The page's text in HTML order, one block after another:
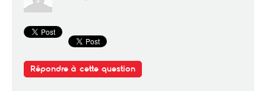
Répondre à cette question